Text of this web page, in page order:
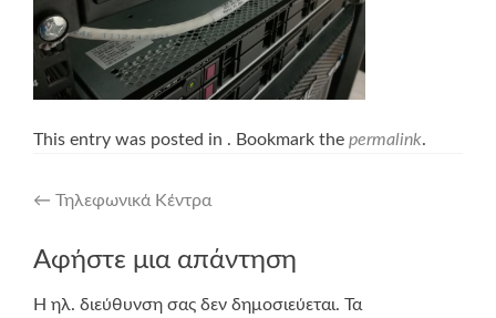
This entry was posted in . Bookmark the permalink.
Post
navigation
← Τηλεφωνικά Κέντρα
Αφήστε μια απάντηση
Η ηλ. διεύθυνση σας δεν δημοσιεύεται. Τα